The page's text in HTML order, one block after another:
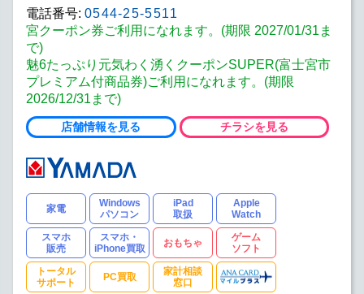
電話番号: 0544-25-5511
宮クーポン券ご利用になれます。(期限 2027/01/31ま
で)
魅6たっぷり元気わく湧くクーポンSUPER(富士宮市
プレミアム付商品券)ご利用になれます。(期限
2026/12/31まで)
店舗情報を見る チラシを見る
家電
Windows
パソコン
iPad
取扱
Apple
Watch
スマホ
販売
スマホ・
iPhone買取
おもちゃ
ゲーム
ソフト
トータル
サポート
PC買取
家計相談
窓口